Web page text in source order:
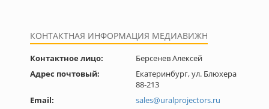
КОНТАКТНАЯ ИНФОРМАЦИЯ МЕДИАВИЖН
Контактное лицо:
Берсенев Алексей
Адрес почтовый:
Екатеринбург, ул. Блюхера
88-213
Email:
sales@uralprojectors.ru